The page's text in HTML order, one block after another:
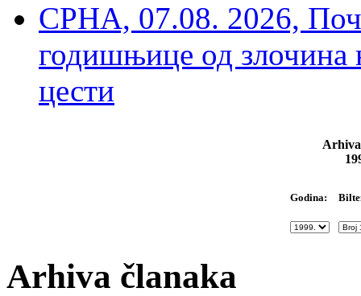
СРНА, 07.08. 2026,
годишњице од злочина
цести
Godina:
Arhiva članaka